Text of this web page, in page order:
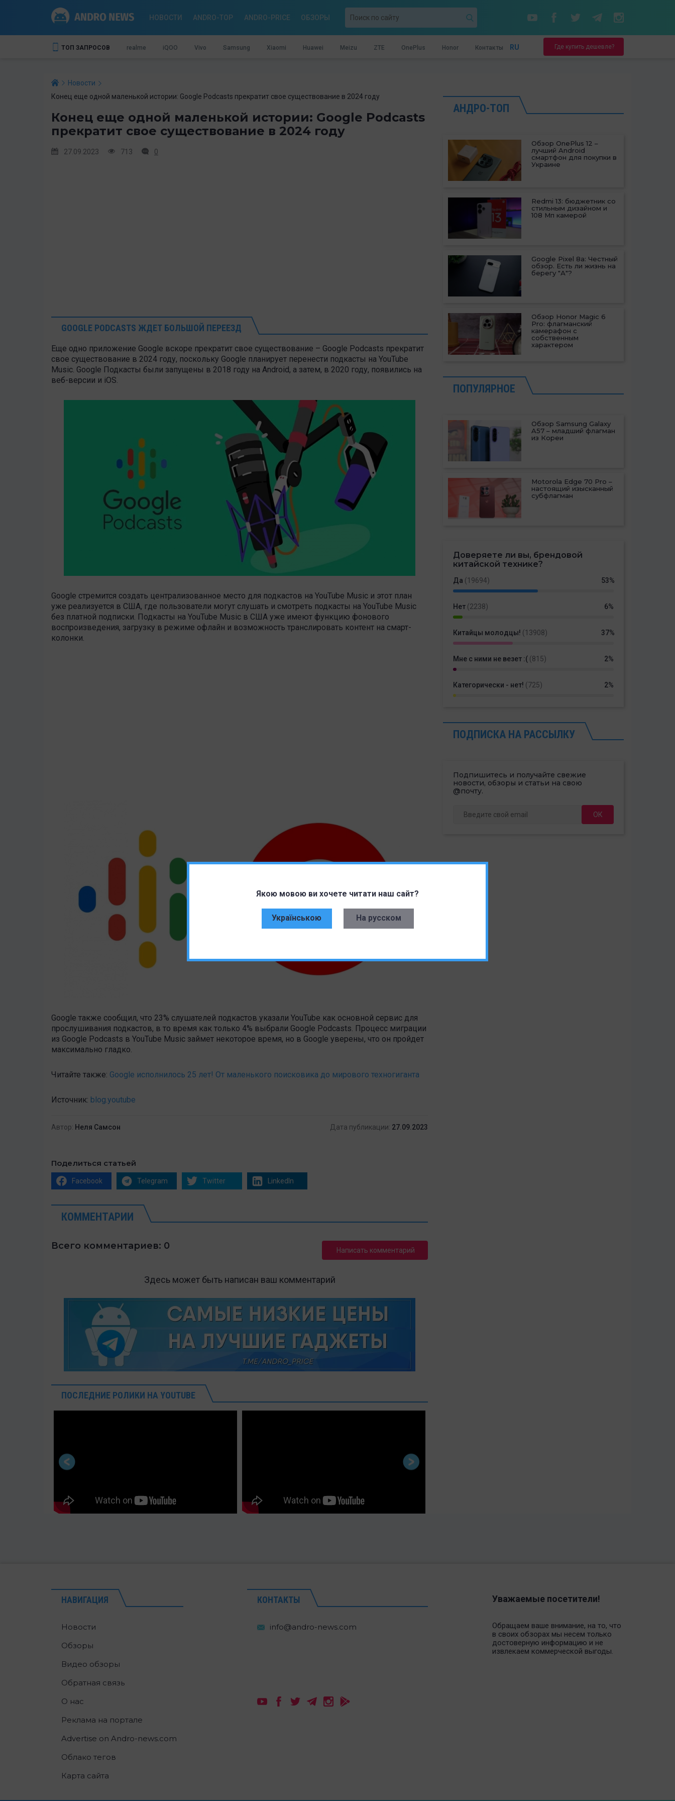
Якою мовою ви хочете читати наш сайт?
Українською На русском
НОВОСТИ ANDRO-TOP ANDRO-PRICE ОБЗОРЫ
ТОП ЗАПРОСОВ realme iQOO Vivo Samsung Xiaomi Huawei Meizu ZTE OnePlus Honor Контакты RU Где купить дешевле?
Новости
Конец еще одной маленькой истории: Google Podcasts прекратит свое существование в 2024 году
Конец еще одной маленькой истории: Google Podcasts
прекратит свое существование в 2024 году
27.09.2023 713 0
GOOGLE PODCASTS ЖДЕТ БОЛЬШОЙ ПЕРЕЕЗД
Еще одно приложение Google вскоре прекратит свое существование – Google Podcasts прекратит
свое существование в 2024 году, поскольку Google планирует перенести подкасты на YouTube
Music. Google Подкасты были запущены в 2018 году на Android, а затем, в 2020 году, появились на
веб-версии и iOS.
Google стремится создать централизованное место для подкастов на YouTube Music и этот план
уже реализуется в США, где пользователи могут слушать и смотреть подкасты на YouTube Music
без платной подписки. Подкасты на YouTube Music в США уже имеют функцию фонового
воспроизведения, загрузку в режиме офлайн и возможность транслировать контент на смарт-
колонки.
Google также сообщил, что 23% слушателей подкастов указали YouTube как основной сервис для
прослушивания подкастов, в то время как только 4% выбрали Google Podcasts. Процесс миграции
из Google Podcasts в YouTube Music займет некоторое время, но в Google уверены, что он пройдет
максимально гладко.
Читайте также: Google исполнилось 25 лет! От маленького поисковика до мирового техногиганта
Источник: blog.youtube
Автор: Неля Самсон Дата публикации: 27.09.2023
Поделиться статьей
Facebook Telegram Twitter LinkedIn
КОММЕНТАРИИ
Всего комментариев: 0 Написать комментарий
Здесь может быть написан ваш комментарий
ПОСЛЕДНИЕ РОЛИКИ НА YOUTUBE
АНДРО-ТОП
Обзор OnePlus 12 –
лучший Android
смартфон для покупки в
Украине
Redmi 13: бюджетник со
стильным дизайном и
108 Мп камерой
Google Pixel 8a: Честный
обзор. Есть ли жизнь на
берегу "А"?
Обзор Honor Magic 6
Pro: флагманский
камерафон с
собственным
характером
ПОПУЛЯРНОЕ
Обзор Samsung Galaxy
A57 – младший флагман
из Кореи
Motorola Edge 70 Pro –
настоящий изысканный
субфлагман
Доверяете ли вы, брендовой
китайской технике?
Да (19694) 53%
Нет (2238) 6%
Китайцы молодцы! (13908) 37%
Мне с ними не везет :( (815) 2%
Категорически - нет! (725) 2%
ПОДПИСКА НА РАССЫЛКУ
Подпишитесь и получайте свежие
новости, обзоры и статьи на свою
@почту.
ОК
НАВИГАЦИЯ
Новости
Обзоры
Видео обзоры
Обратная связь
О нас
Реклама на портале
Advertise on Andro-news.com
Облако тегов
Карта сайта
КОНТАКТЫ Уважаемые посетители!
Обращаем ваше внимание, на то, что
в своих обзорах мы несем только
достоверную информацию и не
извлекаем коммерческой выгоды.